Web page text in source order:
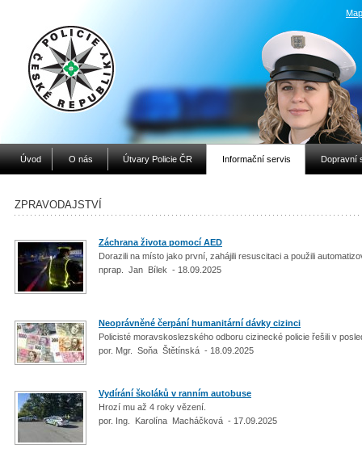
Úvod O nás Útvary Policie ČR Informační servis Dopravní
ZPRAVODAJSTVÍ
Záchrana života pomocí AED
Dorazili na místo jako první, zahájili resuscitaci a použili
nprap. Jan Bílek - 18.09.2025
Neoprávněné čerpání humanitární dávky cizinci
Policisté moravskoslezského odboru cizinecké policie řešili v
por. Mgr. Soňa Štětínská - 18.09.2025
Vydírání školáků v ranním autobuse
Hrozí mu až 4 roky vězení.
por. Ing. Karolína Macháčková - 17.09.2025